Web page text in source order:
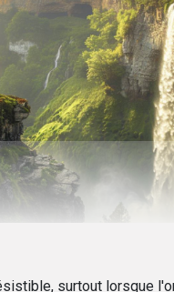
surtout lorsque